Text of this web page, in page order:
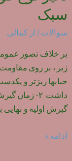
سبک
سوالات / از کمالی
بر خلاف تصور عمومی
حبابها ریزتر و
داشت. ۲-
گیرش اولیه و نهایی
تاثیر
ادامه »